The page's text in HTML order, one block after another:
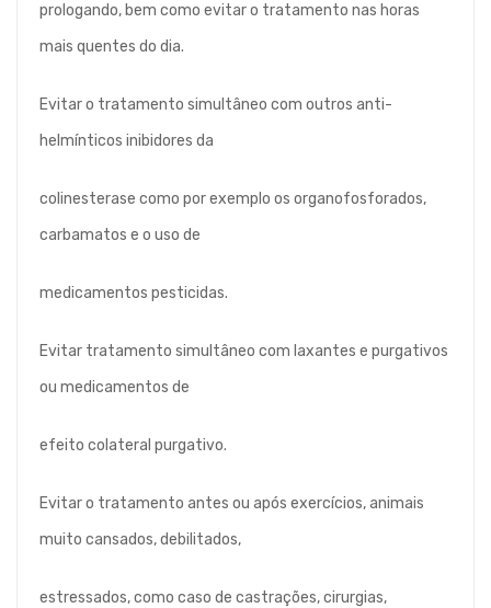
prologando, bem como evitar o tratamento nas horas
mais quentes do dia.
Evitar o tratamento simultâneo com outros anti-
helmínticos inibidores da
colinesterase como por exemplo os organofosforados,
carbamatos e o uso de
medicamentos pesticidas.
Evitar tratamento simultâneo com laxantes e purgativos
ou medicamentos de
efeito colateral purgativo.
Evitar o tratamento antes ou após exercícios, animais
muito cansados, debilitados,
estressados, como caso de castrações, cirurgias,